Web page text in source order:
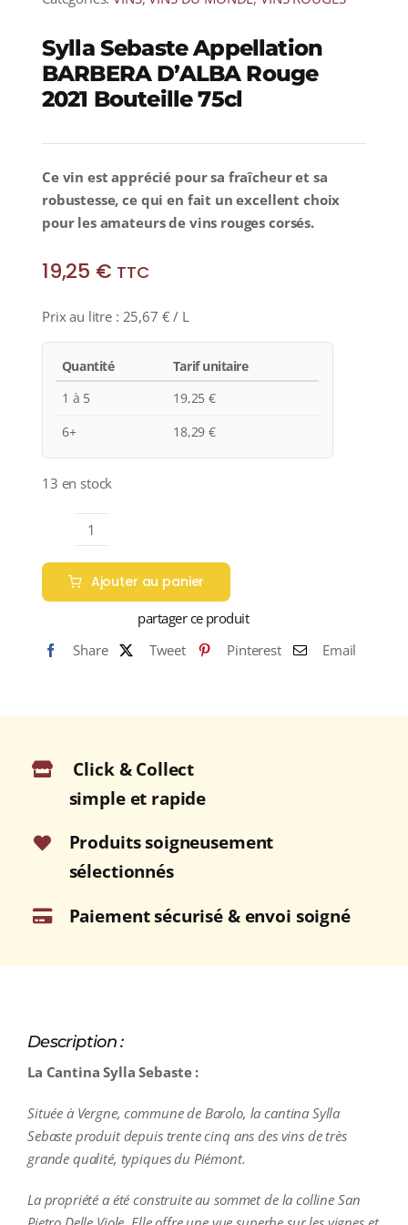
Sylla Sebaste Appellation
BARBERA D’ALBA Rouge
2021 Bouteille 75cl
Ce vin est apprécié pour sa fraîcheur et sa
robustesse, ce qui en fait un excellent choix
pour les amateurs de vins rouges corsés.
19,25 € TTC
Prix au litre : 25,67 € / L
Quantité
Tarif unitaire
1 à 5
19,25€
6+
18,29€
13 en stock
quantité
de
Sylla
Sebaste
Appellation
BARBERA
2021
75cl
Ajouter au panier
partager ce produit
Share
Tweet Pinterest Email
Click & Collect
simple et rapide
Produits soigneusement
sélectionnés
Paiement sécurisé & envoi soigné
Description :
La Cantina Sylla Sebaste :
Située à Vergne, commune de Barolo, la cantina Sylla
Sebaste produit depuis trente cinq ans des vins de très
grande qualité, typiques du Piémont.
La propriété a été construite au sommet de la colline San